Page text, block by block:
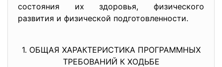
состояния их здоровья, физического
развития и физической подготовленности.
1. ОБЩАЯ ХАРАКТЕРИСТИКА ПРОГРАММНЫХ
ТРЕБОВАНИЙ К ХОДЬБЕ